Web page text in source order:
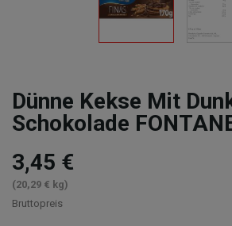
Dünne Kekse Mit
Schokolade
3,45 €
(20,29 € kg)
Bruttopreis